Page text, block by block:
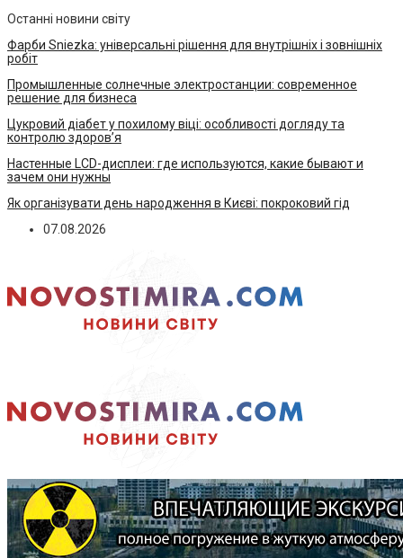
Останні новини світу
Фарби Sniezka: універсальні рішення для внутрішніх і зовнішніх
робіт
Промышленные солнечные электростанции: современное
решение для бизнеса
Цукровий діабет у похилому віці: особливості догляду та
контролю здоров’я
Настенные LCD-дисплеи: где используются, какие бывают и
зачем они нужны
Як організувати день народження в Києві: покроковий гід
07.08.2026